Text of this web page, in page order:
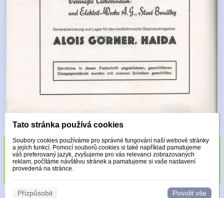
Sklo zdobeno pouze krystaly Made with
Swarovski.
Tato stránka používá cookies
Soubory cookies používáme pro správné fungování naší webové stránky
a jejích funkcí. Pomocí souborů cookies si také například pamatujeme
váš preferovaný jazyk, zvyšujeme pro vás relevanci zobrazovaných
reklam, počítáme návštěvu stránek a pamatujeme si vaše nastavení
provedená na stránce.
Přizpůsobit Povolit vše